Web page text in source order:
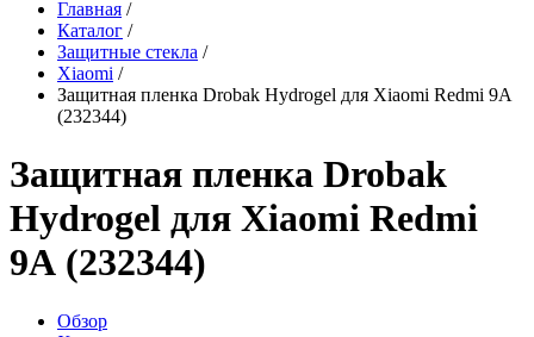
Главная /
Каталог /
Защитные стекла /
Xiaomi /
Защитная пленка Drobak Hydrogel для Xiaomi Redmi 9А
(232344)
Защитная пленка Drobak
Hydrogel для Xiaomi Redmi
9А (232344)
Обзор